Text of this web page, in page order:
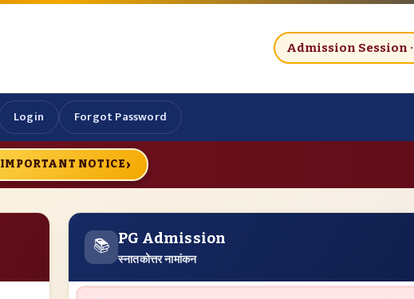
Admission Session ·
Login Forgot Password
IMPORTANT NOTICE›
📚 PG Admission
स्नातकोत्तर नामांकन